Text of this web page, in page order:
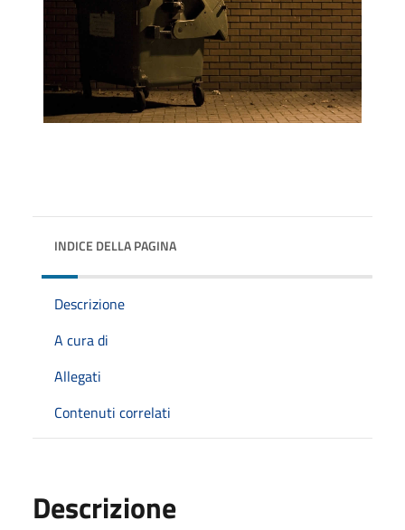
INDICE DELLA PAGINA
Descrizione
A cura di
Allegati
Contenuti correlati
Descrizione